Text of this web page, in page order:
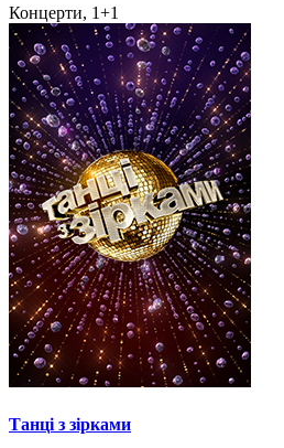
Концерти, 1+1
Танці з зірками